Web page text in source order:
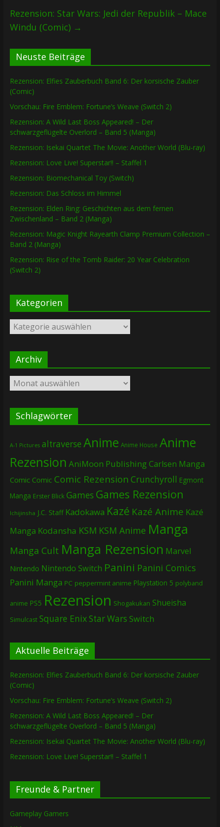
Rezension: Star Wars: Jedi der Republik – Mace
Windu (Comic) →
Neuste Beiträge
Rezension: Elfies Zauberbuch Band 6: Der korsische Zauber
(Comic)
Vorschau: Fire Emblem: Fortune’s Weave (Switch 2)
Rezension: A Wild Last Boss Appeared! – Der
schwarzgeflügelte Overlord – Band 5 (Manga)
Rezension: Isekai Quartet The Movie: Another World (Blu-ray)
Rezension: Love Live! Superstar!! – Staffel 1
Rezension: Biomechanical Toy (Switch)
Rezension: Das Schloss im Himmel
Rezension: Elden Ring: Geschichten aus dem fernen
Zwischenland – Band 2 (Manga)
Rezension: Magic Knight Rayearth Clamp Premium Collection –
Band 2 (Manga)
Rezension: Rise of the Tomb Raider: 20 Year Celebration
(Switch 2)
Kategorien
Kategorien
Archiv
Archiv
Schlagwörter
A-1 Pictures altraverse Anime Anime House Anime
Rezension AniMoon PublishingCarlsen Manga
Comic Comic Comic Rezension Crunchyroll Egmont
Manga Erster Blick Games Games Rezension
Ichijinsha J.C. Staff Kadokawa Kazé Kazé Anime Kazé
Manga Kodansha KSM KSM Anime Manga
Manga Cult Manga Rezension Marvel
Nintendo Nintendo Switch Panini Panini Comics
Panini Manga PC peppermint anime Playstation 5 polyband
anime PS5 Rezension Shogakukan Shueisha
Simulcast Square EnixStar Wars Switch
Aktuelle Beiträge
Rezension: Elfies Zauberbuch Band 6: Der korsische Zauber
(Comic)
Vorschau: Fire Emblem: Fortune’s Weave (Switch 2)
Rezension: A Wild Last Boss Appeared! – Der
schwarzgeflügelte Overlord – Band 5 (Manga)
Rezension: Isekai Quartet The Movie: Another World (Blu-ray)
Rezension: Love Live! Superstar!! – Staffel 1
Freunde & Partner
Gameplay Gamers